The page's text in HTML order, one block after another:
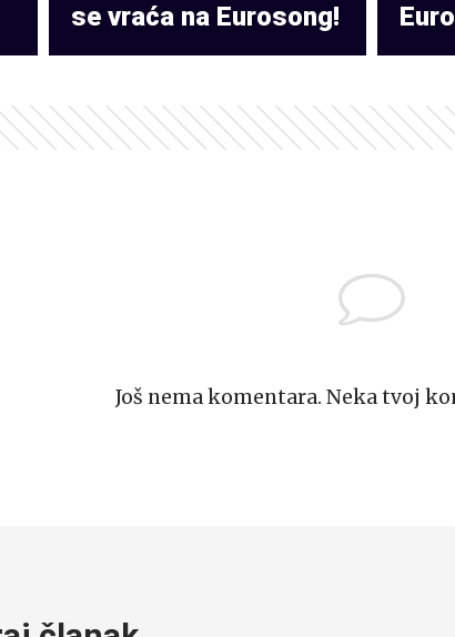
se vraća na Eurosong!
Još nema komentara. Neka tvoj